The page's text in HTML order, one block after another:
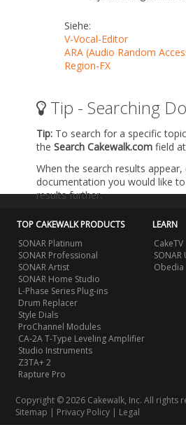
Siehe:
V-Vocal-Editor
ARA (Audio Random
Region-FX
Tip - Searching
Tip: To search for a specific
the Search Cakewalk.com field
When the search results
documentation you would like
results further.
TOP CAKEWALK PRODUCTS
SONAR Platinum
SONAR Professional
SONAR Artist
SONAR Home Studio
L-Phase Series Plug-ins
Drum Replacer
Style Dials
ProChannel Modules
CA-2A T-Type Leveling Amplifier
Studio Instruments
Z3TA+ 2
Rapture Pro
LEARN
CakeTV
Obedia
Copyright © 2026 Cakewalk, Inc. All rights
Sitemap | Privacy Policy | Legal